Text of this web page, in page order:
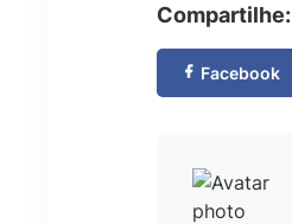
Compartilhe:
Facebook